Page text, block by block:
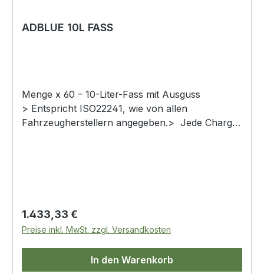
ADBLUE 10L FASS
Menge x 60 – 10-Liter-Fass mit Ausguss
> Entspricht ISO22241, wie von allen
Fahrzeugherstellern angegeben.> Jede Charge
Bedienungsanleitung nach.> 32,5 %ige Lösung
von reinem Harnstoff in demineralisiertem
Wasser.> Reduziert den Ausstoß von Lachgas
(NOx).> Gebrauchsfertig.
Regulärer Preis:
1.433,33 €
Preise inkl. MwSt. zzgl. Versandkosten
In den Warenkorb